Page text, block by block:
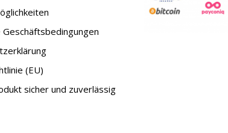
Geschäftsbedingungen
(EU)
sicher und zuverlässig